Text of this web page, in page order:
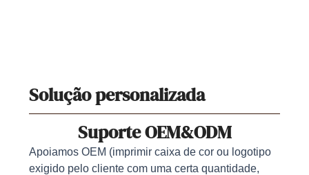
Solução personalizada
Suporte OEM&ODM
Apoiamos OEM (imprimir caixa de cor ou logotipo
exigido pelo cliente com uma certa quantidade,